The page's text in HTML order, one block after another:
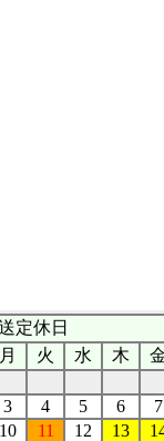
定休日
月 火 水 木
3 4 5 6
7
10 11 12 13